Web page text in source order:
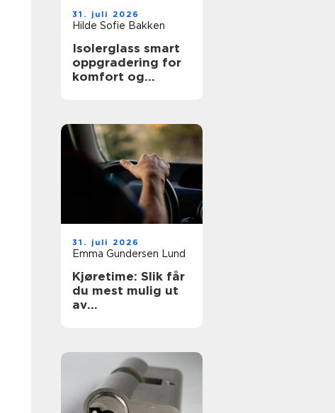
31. juli 2026
Hilde Sofie Bakken
Isolerglass smart
oppgradering for
komfort og
31. juli 2026
Emma Gundersen Lund
Kjøretime: Slik får
du mest mulig ut
av